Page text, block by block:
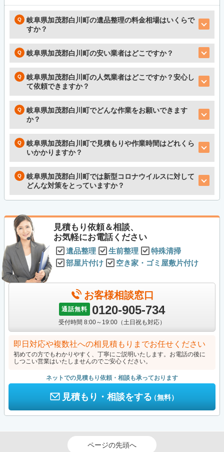
岐阜県加茂郡白川町の遺品整理の料金相場はいくらで
すか？
岐阜県加茂郡白川町の安い業者はどこですか？
岐阜県加茂郡白川町の人気業者はどこですか？安心し
て依頼できますか？
岐阜県加茂郡白川町でどんな作業をお願いできます
か？
岐阜県加茂郡白川町で見積もりや作業時間はどれくら
いかかりますか？
岐阜県加茂郡白川町では新型コロナウイルスに対して
どんな対策をとっていますか？
見積もり依頼＆相談、
お気軽にお電話ください
遺品整理 生前整理
特殊清掃
部屋片付け
空き家・ゴミ屋敷片付け
お客様相談窓口
通話無料 0120-905-734
受付時間 8:00～19:00（土日祝も対応）
即日対応や複数社への相見積もりまでお任せください
初めての方でもわかりやすく、丁寧にご説明いたします。お電話の後に
しつこい営業はいたしませんのでご安心ください。
ネットでの見積もり依頼・相談も承っております
見積もり・相談をする（無料）
ページの先頭へ